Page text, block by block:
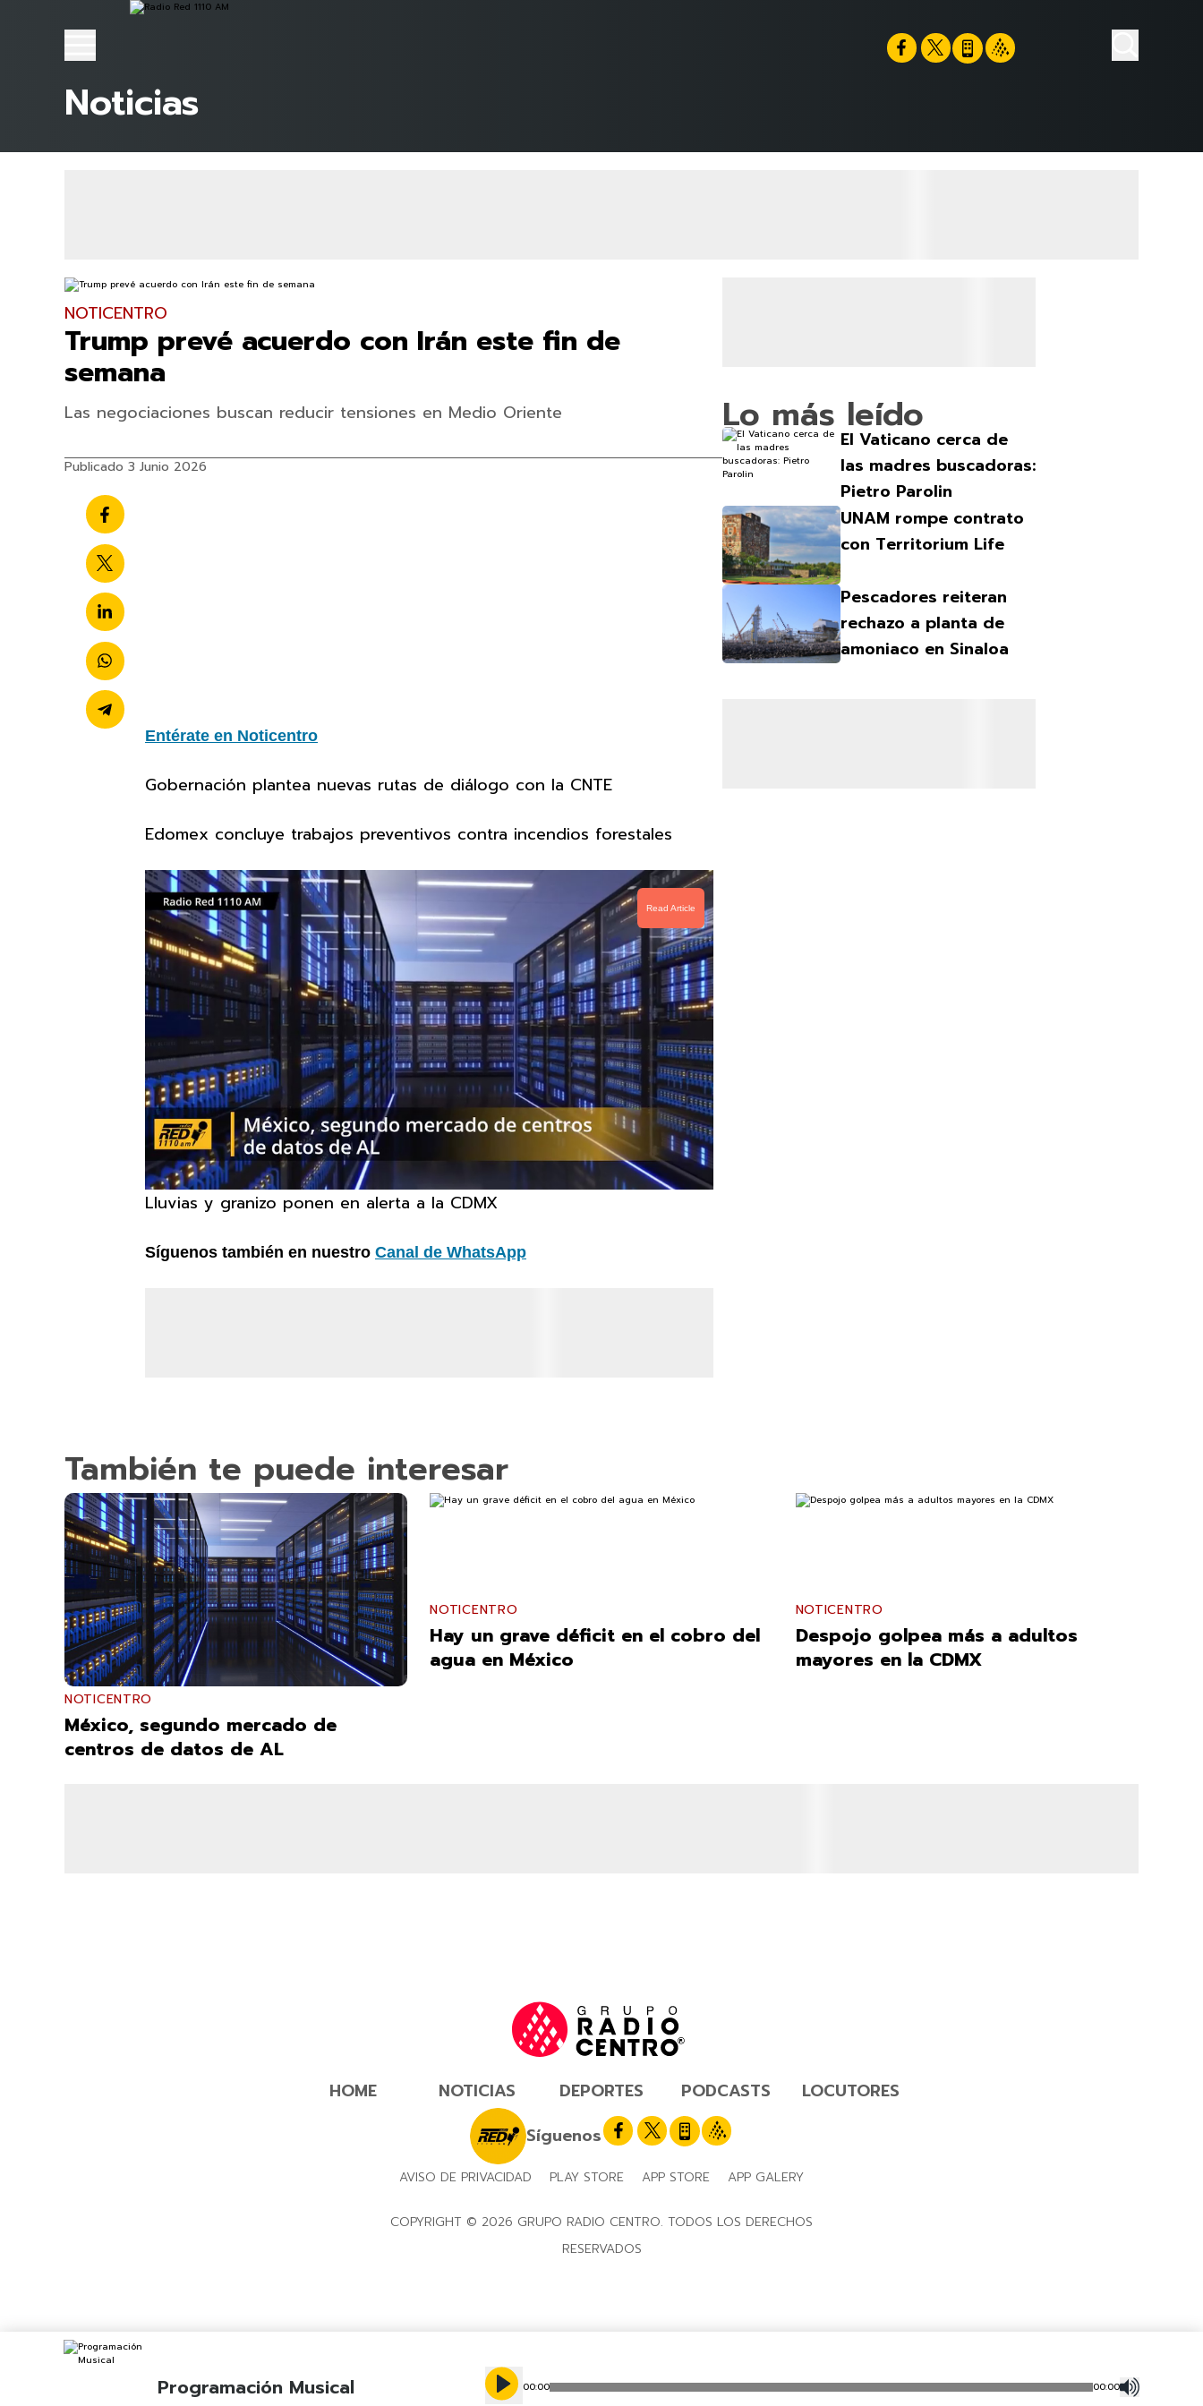
Noticias
NOTICENTRO
Trump prevé acuerdo con Irán este fin de
semana
Las negociaciones buscan reducir tensiones en Medio Oriente
Publicado 3 Junio 2026
Entérate en Noticentro
Gobernación plantea nuevas rutas de diálogo con la CNTE
Edomex concluye trabajos preventivos contra incendios forestales
Read Article
Lluvias y granizo ponen en alerta a la CDMX
Síguenos también en nuestro Canal de WhatsApp
Lo más leído
El Vaticano cerca de
las madres buscadoras:
Pietro Parolin
UNAM rompe contrato
con Territorium Life
Pescadores reiteran
rechazo a planta de
amoniaco en Sinaloa
También te puede interesar
NOTICENTRO
México, segundo mercado de
centros de datos de AL
NOTICENTRO
Hay un grave déficit en el cobro del
agua en México
NOTICENTRO
Despojo golpea más a adultos
mayores en la CDMX
HOME NOTICIAS DEPORTES PODCASTS
LOCUTORES
Síguenos
AVISO DE PRIVACIDAD PLAY STORE APP STORE APP GALERY
COPYRIGHT © 2026 GRUPO RADIO CENTRO. TODOS LOS DERECHOS
RESERVADOS
Programación Musical 00:00 00:00